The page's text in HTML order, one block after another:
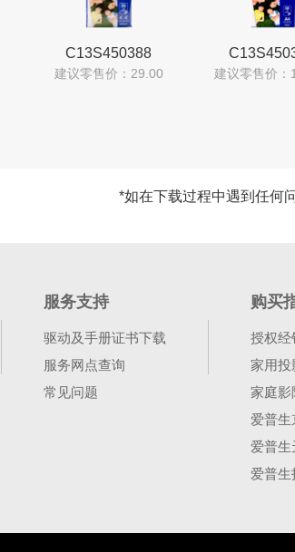
C13S450388
建议零售价：29.00 建议零售价：
*如在下载过程中遇到任何
服务支持
驱动及手册证书下载
服务网点查询
常见问题
购买
授权经
家用
家庭
爱普
爱普
爱普